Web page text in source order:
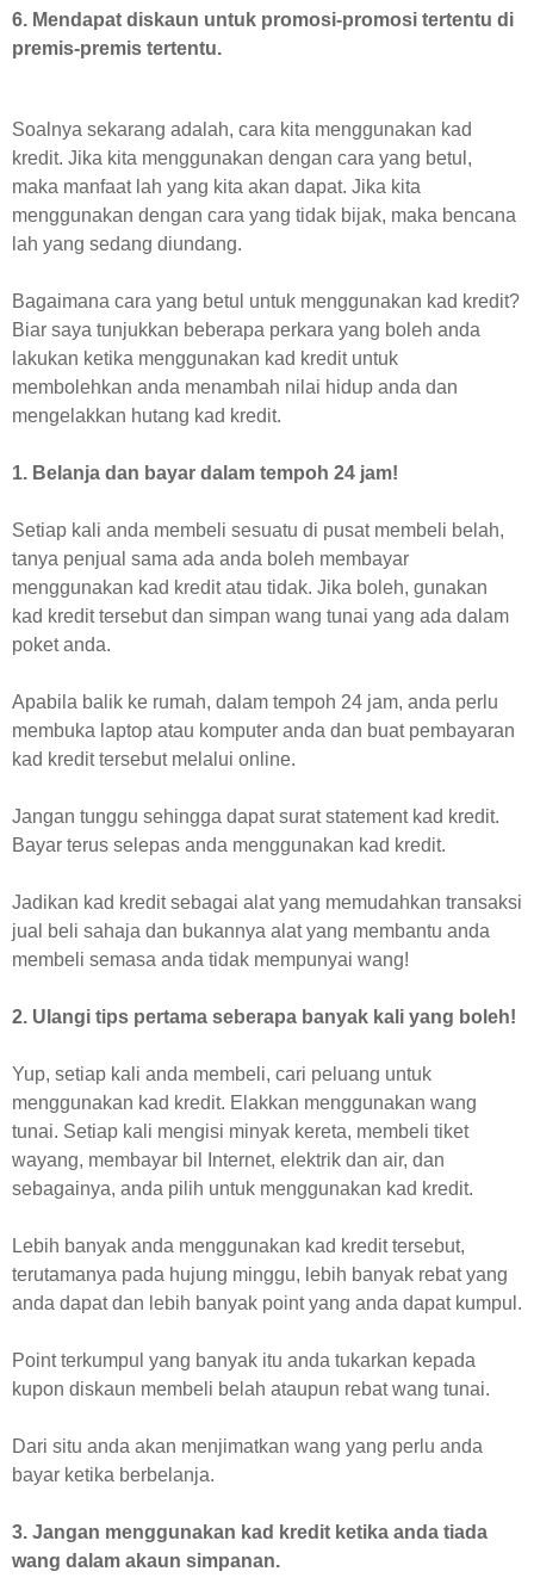
6. Mendapat diskaun untuk promosi-promosi tertentu di
premis-premis tertentu.
Soalnya sekarang adalah, cara kita menggunakan kad
kredit. Jika kita menggunakan dengan cara yang betul,
maka manfaat lah yang kita akan dapat. Jika kita
menggunakan dengan cara yang tidak bijak, maka bencana
lah yang sedang diundang.
Bagaimana cara yang betul untuk menggunakan kad kredit?
Biar saya tunjukkan beberapa perkara yang boleh anda
lakukan ketika menggunakan kad kredit untuk
membolehkan anda menambah nilai hidup anda dan
mengelakkan hutang kad kredit.
1. Belanja dan bayar dalam tempoh 24 jam!
Setiap kali anda membeli sesuatu di pusat membeli belah,
tanya penjual sama ada anda boleh membayar
menggunakan kad kredit atau tidak. Jika boleh, gunakan
kad kredit tersebut dan simpan wang tunai yang ada dalam
poket anda.
Apabila balik ke rumah, dalam tempoh 24 jam, anda perlu
membuka laptop atau komputer anda dan buat pembayaran
kad kredit tersebut melalui online.
Jangan tunggu sehingga dapat surat statement kad kredit.
Bayar terus selepas anda menggunakan kad kredit.
Jadikan kad kredit sebagai alat yang memudahkan transaksi
jual beli sahaja dan bukannya alat yang membantu anda
membeli semasa anda tidak mempunyai wang!
2. Ulangi tips pertama seberapa banyak kali yang boleh!
Yup, setiap kali anda membeli, cari peluang untuk
menggunakan kad kredit. Elakkan menggunakan wang
tunai. Setiap kali mengisi minyak kereta, membeli tiket
wayang, membayar bil Internet, elektrik dan air, dan
sebagainya, anda pilih untuk menggunakan kad kredit.
Lebih banyak anda menggunakan kad kredit tersebut,
terutamanya pada hujung minggu, lebih banyak rebat yang
anda dapat dan lebih banyak point yang anda dapat kumpul.
Point terkumpul yang banyak itu anda tukarkan kepada
kupon diskaun membeli belah ataupun rebat wang tunai.
Dari situ anda akan menjimatkan wang yang perlu anda
bayar ketika berbelanja.
3. Jangan menggunakan kad kredit ketika anda tiada
wang dalam akaun simpanan.